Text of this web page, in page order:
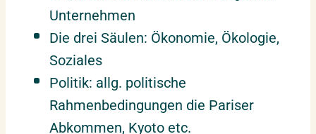
Unternehmen
Die drei Säulen: Ökonomie, Ökologie,
Soziales
Politik: allg. politische
Rahmenbedingungen die Pariser
Abkommen, Kyoto etc.